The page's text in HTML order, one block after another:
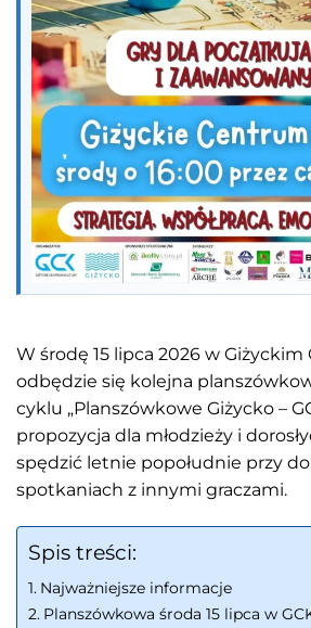
W środę 15 lipca 2026 w
odbędzie się kolejna
cyklu „Planszówkowe Giżycko –
propozycja dla młodzieży i
spędzić letnie popołudnie przy
spotkaniach z innymi graczami.
Spis treści:
Najważniejsze informacje
Planszówkowa środa 15 lipca w